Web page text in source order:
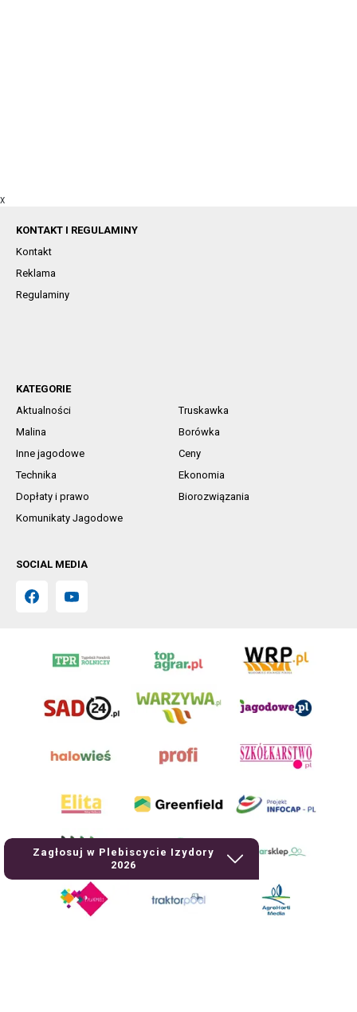
X
Zagłosuj w Plebiscycie Izydory
2026
KONTAKT I REGULAMINY
Kontakt
Reklama
Regulaminy
KATEGORIE
Aktualności
Truskawka
Malina
Borówka
Inne jagodowe
Ceny
Technika
Ekonomia
Dopłaty i prawo
Biorozwiązania
Komunikaty Jagodowe
SOCIAL MEDIA